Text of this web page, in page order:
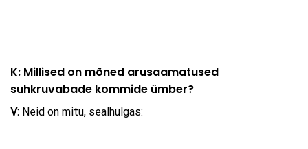
K: Millised on mõned arusaamatused
suhkruvabade kommide ümber?
V: Neid on mitu, sealhulgas: